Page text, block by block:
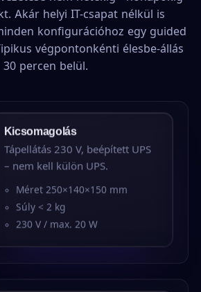
Akár helyi IT-csapat nélkül is
konfigurációhoz egy guided
végpontonkénti élesbe-állás
30 percen belül.
Kicsomagolás
Tápellátás 230 V, beépített UPS
– nem kell külön UPS.
Méret 250×140×150 mm
Súly < 2 kg
230 V / max. 20 W